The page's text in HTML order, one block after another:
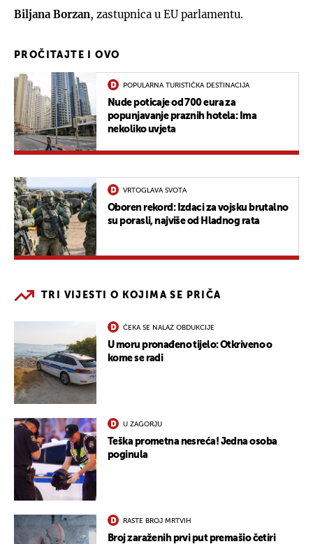
Biljana Borzan, zastupnica u EU parlamentu.
PROČITAJTE I OVO
POPULARNA TURISTIČKA DESTINACIJA
Nude poticaje od 700 eura za
popunjavanje praznih hotela: Ima
nekoliko uvjeta
VRTOGLAVA SVOTA
Oboren rekord: Izdaci za vojsku brutalno
su porasli, najviše od Hladnog rata
TRI VIJESTI O KOJIMA SE PRIČA
ČEKA SE NALAZ OBDUKCIJE
U moru pronađeno tijelo: Otkriveno o
kome se radi
U ZAGORJU
Teška prometna nesreća! Jedna osoba
poginula
RASTE BROJ MRTVIH
Broj zaraženih prvi put premašio četiri